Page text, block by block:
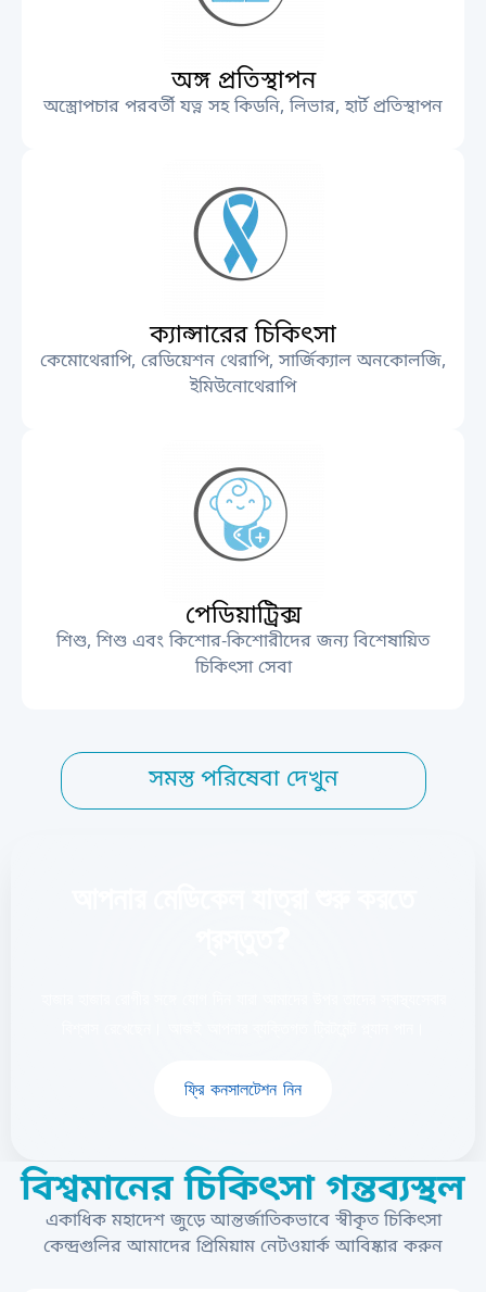
অঙ্গ প্রতিস্থাপন
অস্ত্রোপচার পরবর্তী যত্ন সহ কিডনি, লিভার, হার্ট প্রতিস্থাপন
ক্যান্সারের চিকিৎসা
কেমোথেরাপি, রেডিয়েশন থেরাপি, সার্জিক্যাল অনকোলজি,
ইমিউনোথেরাপি
পেডিয়াট্রিক্স
শিশু, শিশু এবং কিশোর-কিশোরীদের জন্য বিশেষায়িত
চিকিৎসা সেবা
সমস্ত পরিষেবা দেখুন
ফ্রি কনসালটেশন নিন
বিশ্বমানের চিকিৎসা গন্তব্যস্থল
একাধিক মহাদেশ জুড়ে আন্তর্জাতিকভাবে স্বীকৃত চিকিৎসা
কেন্দ্রগুলির আমাদের প্রিমিয়াম নেটওয়ার্ক আবিষ্কার করুন